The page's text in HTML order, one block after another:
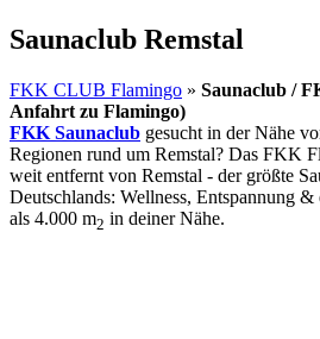
Saunaclub Remstal
FKK CLUB Flamingo » Saunaclub /
Anfahrt zu Flamingo)
FKK Saunaclub gesucht in der Nähe
Regionen rund um Remstal? Das FKK
weit entfernt von Remstal - der größte
Deutschlands: Wellness, Entspannung
als 4.000 m2 in deiner Nähe.